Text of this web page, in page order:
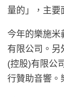
量的」，主要
今年的樂施米
有限公司。
(控股)有限公
行贊助音響。